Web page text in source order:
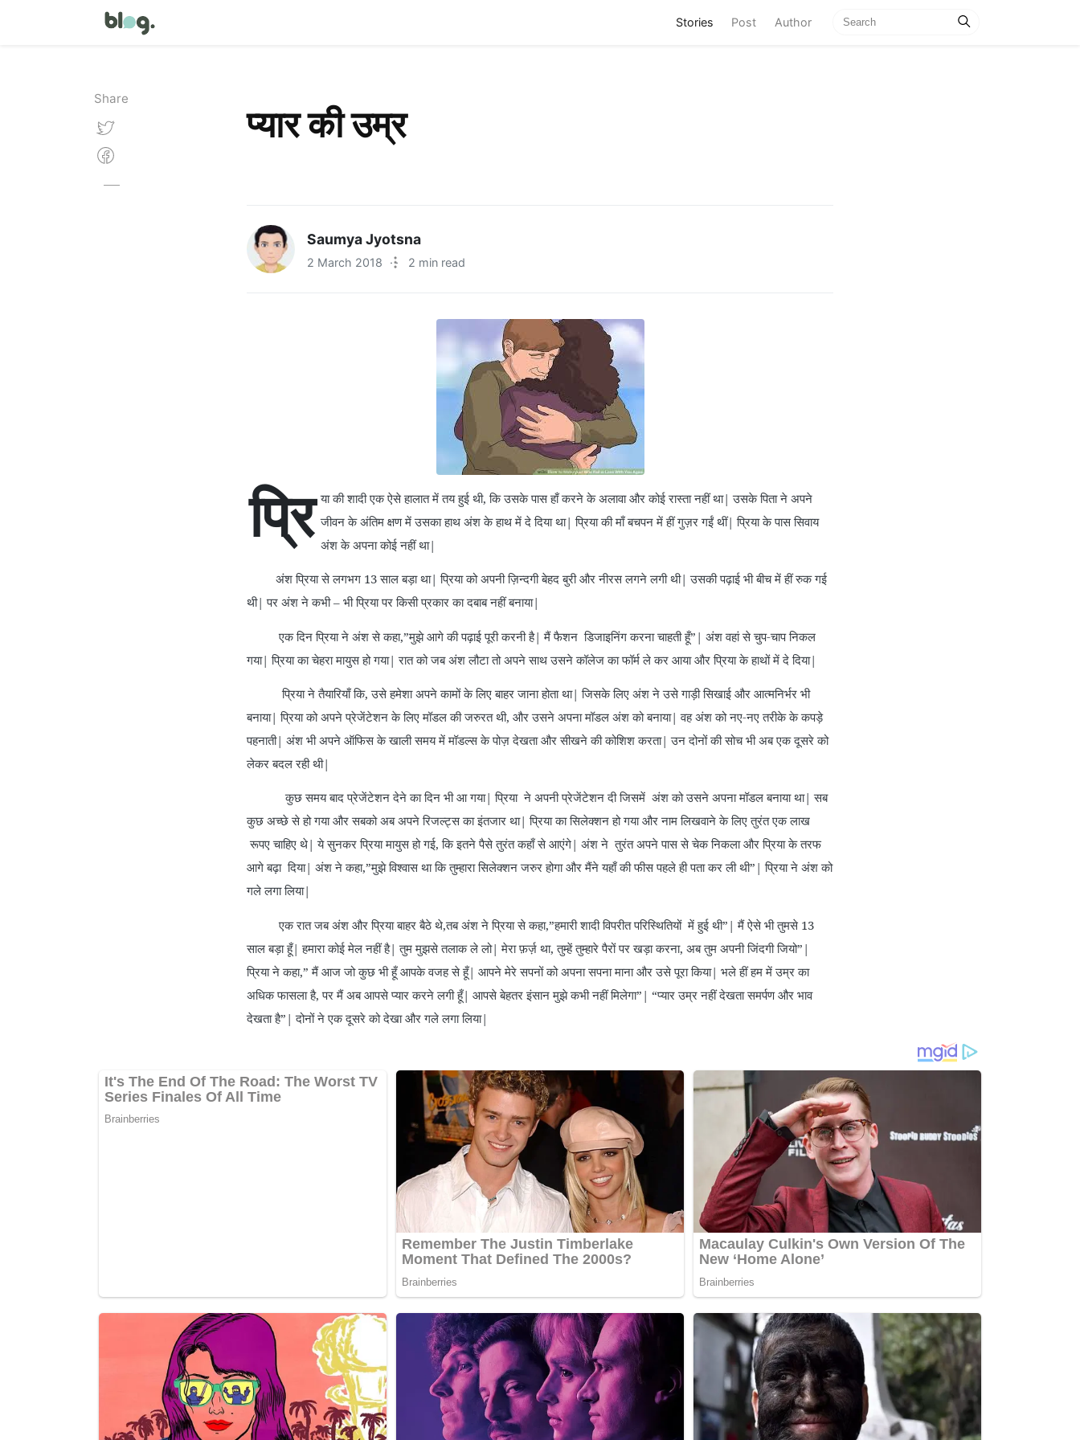
Stories (current)
Post Author
Share
प्यार की उम्र
Saumya Jyotsna
2 March 2018 · 2 min read
प्रि या की शादी एक ऐसे हालात में तय हुई थी, कि उसके पास हाँ करने के अलावा और कोई रास्ता नहीं था| उसके पिता ने अपने
जीवन के अंतिम क्षण में उसका हाथ अंश के हाथ में दे दिया था| प्रिया की माँ बचपन में हीं गुज़र गईं थीं| प्रिया के पास सिवाय
अंश के अपना कोई नहीं था|
अंश प्रिया से लगभग 13 साल बड़ा था| प्रिया को अपनी ज़िन्दगी बेहद बुरी और नीरस लगने लगी थी| उसकी पढ़ाई भी बीच में हीं रुक गई
थी| पर अंश ने कभी – भी प्रिया पर किसी प्रकार का दबाब नहीं बनाया|
एक दिन प्रिया ने अंश से कहा,”मुझे आगे की पढ़ाई पूरी करनी है| मैं फैशन डिजाइनिंग करना चाहती हूँ”| अंश वहां से चुप-चाप निकल
गया| प्रिया का चेहरा मायुस हो गया| रात को जब अंश लौटा तो अपने साथ उसने कॉलेज का फॉर्म ले कर आया और प्रिया के हाथों में दे दिया|
प्रिया ने तैयारियाँ कि, उसे हमेशा अपने कामों के लिए बाहर जाना होता था| जिसके लिए अंश ने उसे गाड़ी सिखाई और आत्मनिर्भर भी
बनाया| प्रिया को अपने प्रेजेंटेशन के लिए मॉडल की जरुरत थी, और उसने अपना मॉडल अंश को बनाया| वह अंश को नए-नए तरीके के कपड़े
पहनाती| अंश भी अपने ऑफिस के खाली समय में मॉडल्स के पोज़ देखता और सीखने की कोशिश करता| उन दोनों की सोच भी अब एक दूसरे को
लेकर बदल रही थी|
कुछ समय बाद प्रेजेंटेशन देने का दिन भी आ गया| प्रिया ने अपनी प्रेजेंटेशन दी जिसमें अंश को उसने अपना मॉडल बनाया था| सब
कुछ अच्छे से हो गया और सबको अब अपने रिजल्ट्स का इंतजार था| प्रिया का सिलेक्शन हो गया और नाम लिखवाने के लिए तुरंत एक लाख
रूपए चाहिए थे| ये सुनकर प्रिया मायुस हो गई, कि इतने पैसे तुरंत कहाँ से आएंगे| अंश ने तुरंत अपने पास से चेक निकला और प्रिया के तरफ
आगे बढ़ा दिया| अंश ने कहा,”मुझे विश्वास था कि तुम्हारा सिलेक्शन जरुर होगा और मैंने यहाँ की फीस पहले ही पता कर ली थी”| प्रिया ने अंश को
गले लगा लिया|
एक रात जब अंश और प्रिया बाहर बैठे थे,तब अंश ने प्रिया से कहा,”हमारी शादी विपरीत परिस्थितियों में हुई थी”| मैं ऐसे भी तुमसे 13
साल बड़ा हूँ| हमारा कोई मेल नहीं है| तुम मुझसे तलाक ले लो| मेरा फ़र्ज़ था, तुम्हें तुम्हारे पैरों पर खड़ा करना, अब तुम अपनी जिंदगी जियो”|
प्रिया ने कहा,” मैं आज जो कुछ भी हूँ आपके वजह से हूँ| आपने मेरे सपनों को अपना सपना माना और उसे पूरा किया| भले हीं हम में उम्र का
अधिक फासला है, पर मैं अब आपसे प्यार करने लगी हूँ| आपसे बेहतर इंसान मुझे कभी नहीं मिलेगा”| “प्यार उम्र नहीं देखता समर्पण और भाव
देखता है”| दोनों ने एक दूसरे को देखा और गले लगा लिया|